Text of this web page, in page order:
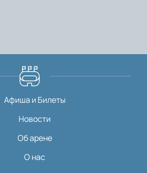
Афиша и Билеты
Новости
Об арене
О нас